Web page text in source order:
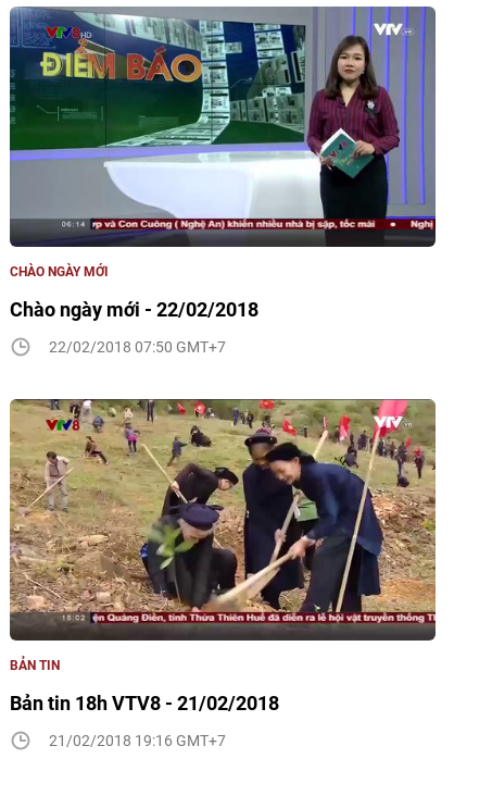
Chào ngày mới - 22/02/2018
CHÀO NGÀY MỚI
22/02/2018 07:50 GMT+7
Bản tin 18h VTV8 - 21/02/2018
BẢN TIN
21/02/2018 19:16 GMT+7